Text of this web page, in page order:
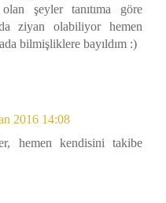
şeyler tanıtıma göre
ziyan olabiliyor hemen
bilmişliklere bayıldım :)
2016 14:08
hemen kendisini takibe